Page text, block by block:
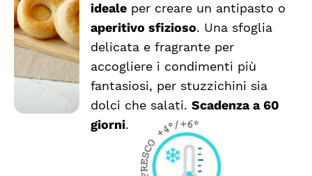
CARRELLO
/
DETTAGLI
ideale per creare un antipasto o
aperitivo sfizioso. Una sfoglia
delicata e fragrante per
accogliere i condimenti più
fantasiosi, per stuzzichini sia
dolci che salati.Scadenza a 60
giorni.